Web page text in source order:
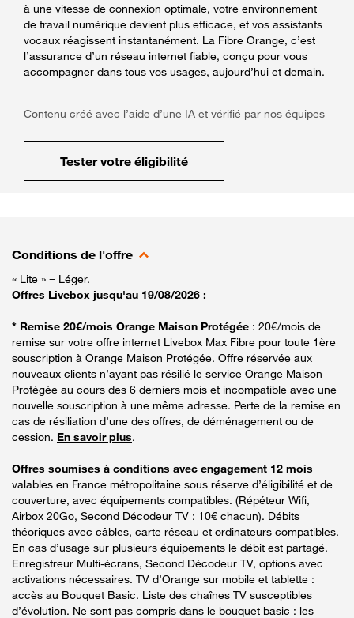
à une vitesse de connexion optimale, votre environnement
de travail numérique devient plus efficace, et vos assistants
vocaux réagissent instantanément. La Fibre Orange, c’est
l’assurance d’un réseau internet fiable, conçu pour vous
accompagner dans tous vos usages, aujourd’hui et demain.
Contenu créé avec l’aide d’une IA et vérifié par nos équipes
Tester votre éligibilité
Conditions de l'offre
« Lite » = Léger.
Offres Livebox jusqu'au 19/08/2026 :
* Remise 20€/mois Orange Maison Protégée : 20€/mois de
remise sur votre offre internet Livebox Max Fibre pour toute 1ère
souscription à Orange Maison Protégée. Offre réservée aux
nouveaux clients n’ayant pas résilié le service Orange Maison
Protégée au cours des 6 derniers mois et incompatible avec une
nouvelle souscription à une même adresse. Perte de la remise en
cas de résiliation d’une des offres, de déménagement ou de
cession. En savoir plus.
Offres soumises à conditions avec engagement 12 mois
valables en France métropolitaine sous réserve d’éligibilité et de
couverture, avec équipements compatibles. (Répéteur Wifi,
Airbox 20Go, Second Décodeur TV : 10€ chacun). Débits
théoriques avec câbles, carte réseau et ordinateurs compatibles.
En cas d’usage sur plusieurs équipements le débit est partagé.
Enregistreur Multi-écrans, Second Décodeur TV, options avec
activations nécessaires. TV d’Orange sur mobile et tablette :
accès au Bouquet Basic. Liste des chaînes TV susceptibles
d’évolution. Ne sont pas compris dans le bouquet basic : les